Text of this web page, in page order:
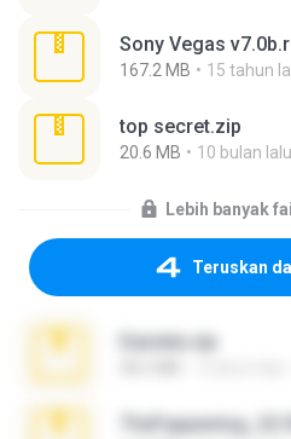
Sony Vegas
167.2 MB 15 tahun
top secret.zip
20.6 MB 10 bulan lalu
Lebih banyak
Teruskan
Daniela.zip